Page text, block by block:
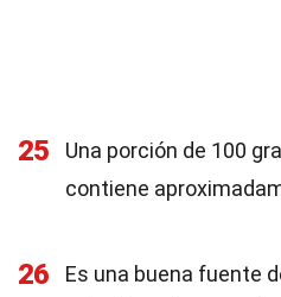
25
Una porción de 100
contiene
26
Es una buena fuente